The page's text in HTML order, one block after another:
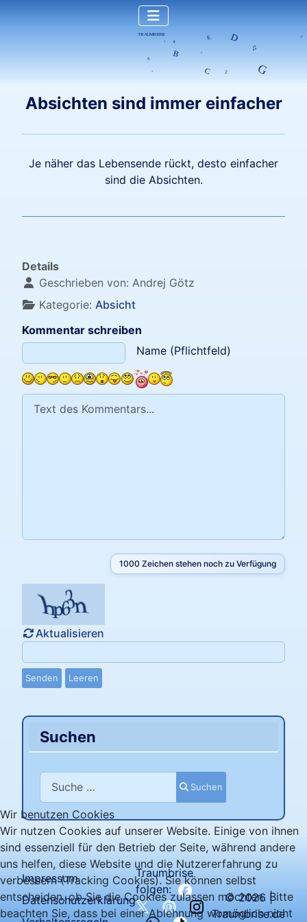
Absichten sind immer einfacher
Je näher das Lebensende rückt, desto einfacher
sind die Absichten.
Details
Geschrieben von: Andrej Götz
Kategorie: Absicht
Kommentar schreiben
Name (Pflichtfeld)
Text des Kommentars
1000 Zeichen stehen noch zu Verfügung
Aktualisieren
Senden Leeren
Suchen
Suchen
Suchen
Impressum
Datenschutzerklärung
Traumbrise
folgen:
© 2026 |
Traumbrise.de
Wir benutzen Cookies
Wir nutzen Cookies auf unserer Website. Einige von ihnen
sind essenziell für den Betrieb der Seite, während andere
uns helfen, diese Website und die Nutzererfahrung zu
verbessern (Tracking Cookies). Sie können selbst
entscheiden, ob Sie die Cookies zulassen möchten. Bitte
beachten Sie, dass bei einer Ablehnung womöglich nicht